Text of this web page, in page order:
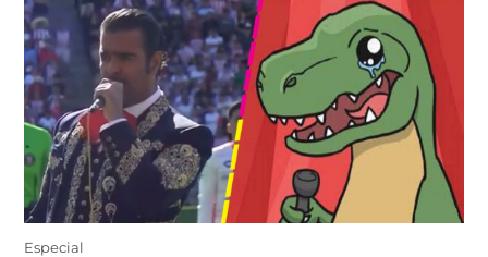
content
Especial